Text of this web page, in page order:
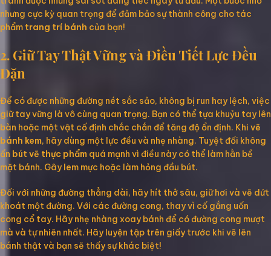
nhưng cực kỳ quan trọng để đảm bảo sự thành công cho tác
phẩm trang trí bánh của bạn!
2. Giữ Tay Thật Vững và Điều Tiết Lực Đều
Đặn
Để có được những đường nét sắc sảo, không bị run hay lệch, việc
giữ tay vững là vô cùng quan trọng. Bạn có thể tựa khuỷu tay lên
bàn hoặc một vật cố định chắc chắn để tăng độ ổn định. Khi vẽ
bánh kem, hãy dùng một lực đều và nhẹ nhàng. Tuyệt đối không
ấn bút vẽ thực phẩm quá mạnh vì điều này có thể làm hằn bề
mặt bánh. Gây lem mực hoặc làm hỏng đầu bút.
Đối với những đường thẳng dài, hãy hít thở sâu, giữ hơi và vẽ dứt
khoát một đường. Với các đường cong, thay vì cố gắng uốn
cong cổ tay. Hãy nhẹ nhàng xoay bánh để có đường cong mượt
mà và tự nhiên nhất. Hãy luyện tập trên giấy trước khi vẽ lên
bánh thật và bạn sẽ thấy sự khác biệt!